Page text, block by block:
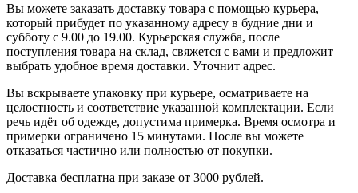
Вы можете заказать доставку товара с помощью курьера,
который прибудет по указанному адресу в будние дни и
субботу с 9.00 до 19.00. Курьерская служба, после
поступления товара на склад, свяжется с вами и предложит
выбрать удобное время доставки. Уточнит адрес.
Вы вскрываете упаковку при курьере, осматриваете на
целостность и соответствие указанной комплектации. Если
речь идёт об одежде, допустима примерка. Время осмотра и
примерки ограничено 15 минутами. После вы можете
отказаться частично или полностью от покупки.
Доставка бесплатна при заказе от 3000 рублей.